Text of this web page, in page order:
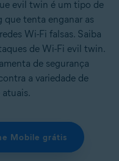
evil twin é um tipo de
tenta enganar as
Wi-Fi falsas. Saiba
de Wi-Fi evil twin.
de segurança
a variedade de
atuais.
Mobile grátis